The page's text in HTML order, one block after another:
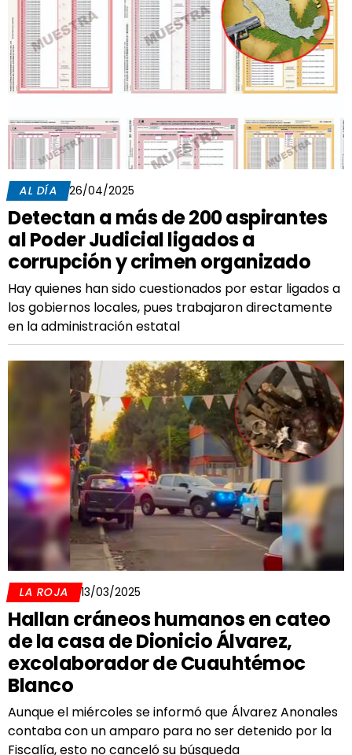
AL DÍA 26/04/2025
Detectan a más de 200 aspirantes
al Poder Judicial ligados a
corrupción y crimen organizado
Hay quienes han sido cuestionados por estar ligados a
los gobiernos locales, pues trabajaron directamente
en la administración estatal
LA ROJA 13/03/2025
Hallan cráneos humanos en cateo
de la casa de Dionicio Álvarez,
excolaborador de Cuauhtémoc
Blanco
Aunque el miércoles se informó que Álvarez Anonales
contaba con un amparo para no ser detenido por la
Fiscalía, esto no canceló su búsqueda